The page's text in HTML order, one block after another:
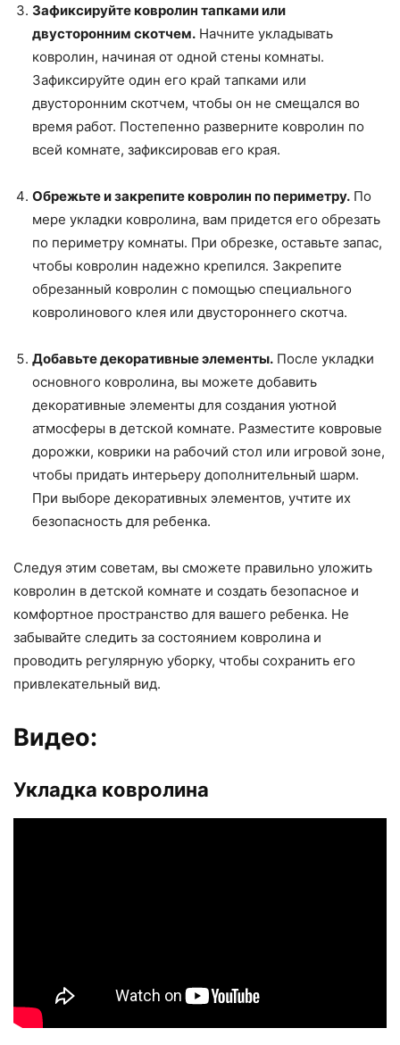
Зафиксируйте ковролин тапками или
двусторонним скотчем. Начните укладывать
ковролин, начиная от одной стены комнаты.
Зафиксируйте один его край тапками или
двусторонним скотчем, чтобы он не смещался во
время работ. Постепенно разверните ковролин по
всей комнате, зафиксировав его края.
Обрежьте и закрепите ковролин по периметру. По
мере укладки ковролина, вам придется его обрезать
по периметру комнаты. При обрезке, оставьте запас,
чтобы ковролин надежно крепился. Закрепите
обрезанный ковролин с помощью специального
ковролинового клея или двустороннего скотча.
Добавьте декоративные элементы. После укладки
основного ковролина, вы можете добавить
декоративные элементы для создания уютной
атмосферы в детской комнате. Разместите ковровые
дорожки, коврики на рабочий стол или игровой зоне,
чтобы придать интерьеру дополнительный шарм.
При выборе декоративных элементов, учтите их
безопасность для ребенка.
Следуя этим советам, вы сможете правильно уложить
ковролин в детской комнате и создать безопасное и
комфортное пространство для вашего ребенка. Не
забывайте следить за состоянием ковролина и
проводить регулярную уборку, чтобы сохранить его
привлекательный вид.
Видео:
Укладка ковролина